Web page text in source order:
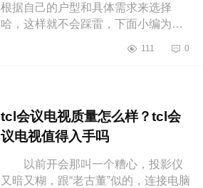
根据自己的户型和具体需求来选择
哈，这样就不会踩雷，下面小编为大
值得购买?创维a7e和a7epro怎么
111 0
tcl会议电视质量怎么样？tcl会
议电视值得入手吗
以前开会那叫一个糟心，投影仪
又暗又糊，跟“老古董”似的，连接电脑